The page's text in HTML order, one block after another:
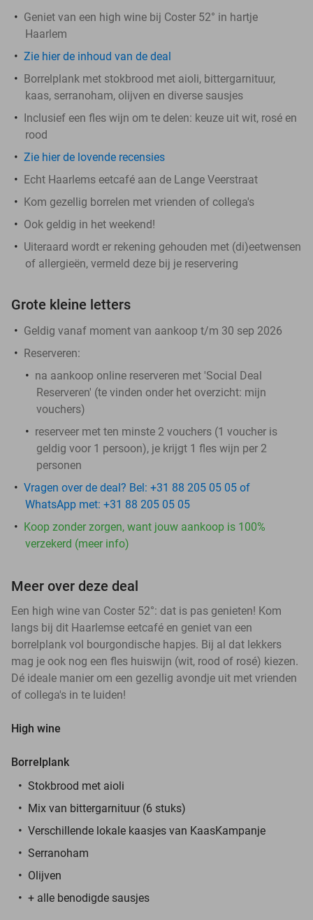
Geniet van een high wine bij Coster 52° in hartje
Haarlem
Zie hier de inhoud van de deal
Borrelplank met stokbrood met aioli, bittergarnituur,
kaas, serranoham, olijven en diverse sausjes
Inclusief een fles wijn om te delen: keuze uit wit, rosé en
rood
Zie hier de lovende recensies
Echt Haarlems eetcafé aan de Lange Veerstraat
Kom gezellig borrelen met vrienden of collega's
Ook geldig in het weekend!
Uiteraard wordt er rekening gehouden met (di)eetwensen
of allergieën, vermeld deze bij je reservering
Grote kleine letters
Geldig vanaf moment van aankoop t/m 30 sep 2026
Reserveren:
na aankoop online reserveren met 'Social Deal
Reserveren' (te vinden onder het overzicht: mijn
vouchers)
reserveer met ten minste 2 vouchers (1 voucher is
geldig voor 1 persoon), je krijgt 1 fles wijn per 2
personen
Vragen over de deal? Bel: +31 88 205 05 05 of
WhatsApp met: +31 88 205 05 05
Koop zonder zorgen, want jouw aankoop is 100%
verzekerd (meer info)
Meer over deze deal
Een high wine van Coster 52°: dat is pas genieten! Kom
langs bij dit Haarlemse eetcafé en geniet van een
borrelplank vol bourgondische hapjes. Bij al dat lekkers
mag je ook nog een fles huiswijn (wit, rood of rosé) kiezen.
Dé ideale manier om een gezellig avondje uit met vrienden
of collega's in te luiden!
High wine
Borrelplank
Stokbrood met aioli
Mix van bittergarnituur (6 stuks)
Verschillende lokale kaasjes van KaasKampanje
Serranoham
Olijven
+ alle benodigde sausjes